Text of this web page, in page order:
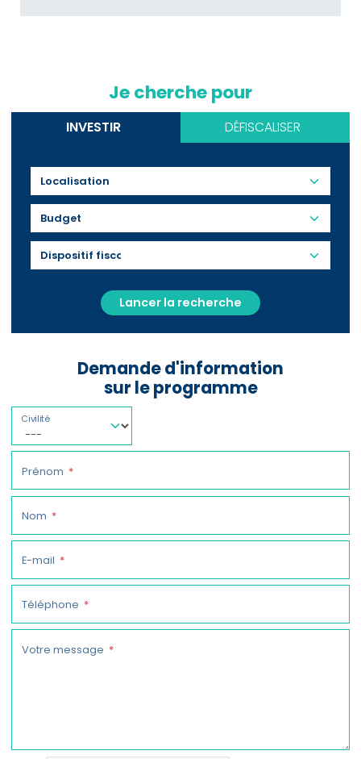
Je cherche pour
INVESTIR DÉFISCALISER
Budget
Lancer la recherche
Demande d'information
sur le programme
Civilité
Prénom
Nom
E-mail
Téléphone
Votre message